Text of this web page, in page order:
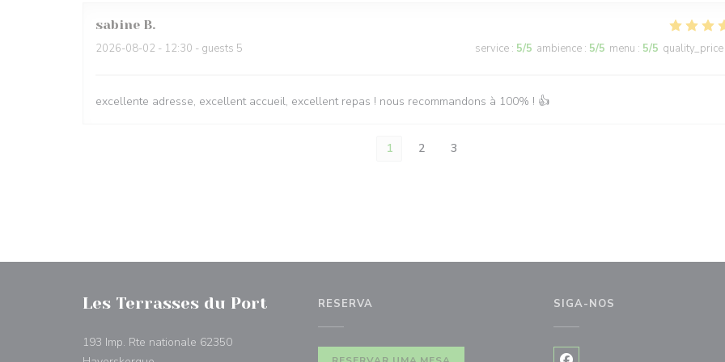
sabine B
2026-08-02 - 12:30 - guests 5 service : 5/5 ambience : 5/5 menu : 5/5 quality_price
excellente adresse, excellent accueil, excellent repas ! nous recommandons à 100% ! 👍
1 2 3
Les Terrasses du Port
193 Imp. Rte nationale 62350
RESERVA SIGA-NOS